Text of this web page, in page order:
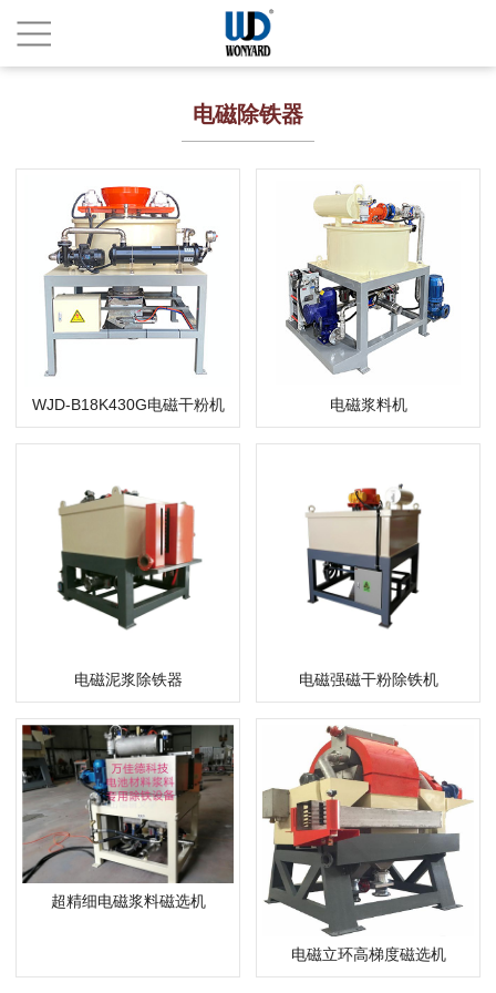
电磁除铁器
WJD-B18K430G电磁干粉机 电磁浆料机
电磁泥浆除铁器 电磁强磁干粉除铁机
超精细电磁浆料磁选机
电磁立环高梯度磁选机